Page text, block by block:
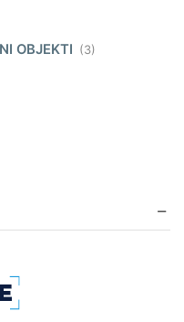
OBJEKTI (3)